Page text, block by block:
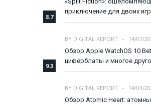
8.7
приключение для двоих
9.3
BY DIGITAL REPORT
14/07/
Обзор Apple WatchOS 10
циферблаты и многое
BY DIGITAL REPORT
14/03/
Обзор Atomic Heart: